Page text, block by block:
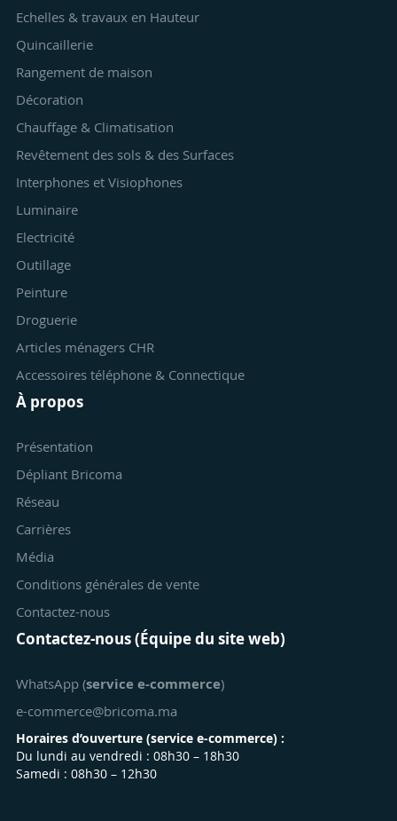
Echelles & travaux en Hauteur
Quincaillerie
Rangement de maison
Décoration
Chauffage & Climatisation
Revêtement des sols & des Surfaces
Interphones et Visiophones
Luminaire
Electricité
Outillage
Peinture
Droguerie
Articles ménagers CHR
Accessoires téléphone & Connectique
À propos
Présentation
Dépliant Bricoma
Réseau
Carrières
Média
Conditions générales de vente
Contactez-nous
Contactez-nous (Équipe du site web)
WhatsApp (service e-commerce)
e-commerce@bricoma.ma
Horaires d’ouverture (service e-commerce) :
Du lundi au vendredi : 08h30 – 18h30
Samedi : 08h30 – 12h30